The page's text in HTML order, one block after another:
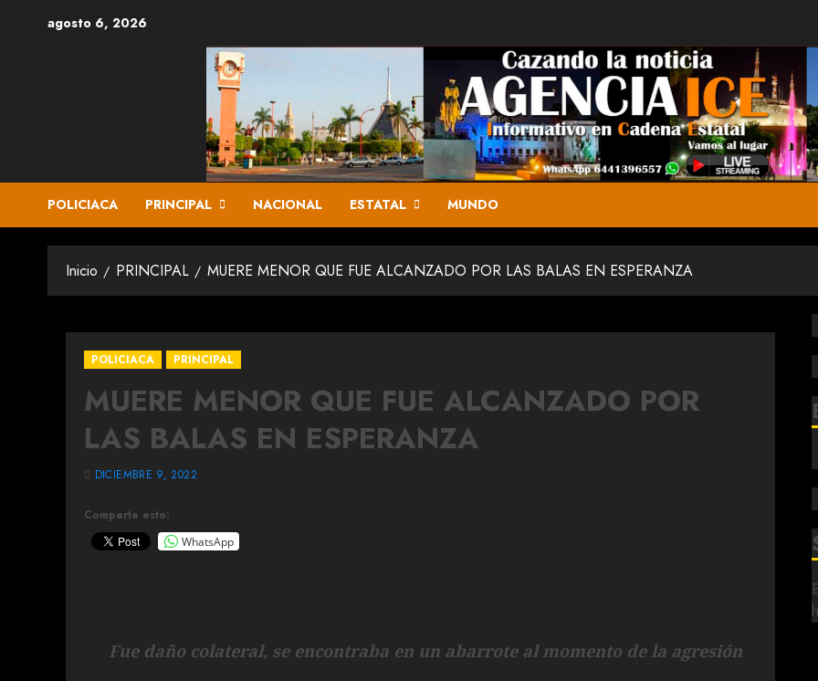
agosto 6, 2026
POLICIACA PRINCIPAL NACIONAL ESTATAL MUNDO
Inicio PRINCIPAL MUERE MENOR QUE FUE ALCANZADO POR LAS BALAS EN ESPERANZA
POLICIACA PRINCIPAL
MUERE MENOR QUE FUE ALCANZADO POR
LAS BALAS EN ESPERANZA
Comparte esto:
WhatsApp
DICIEMBRE 9, 2022
Fue daño colateral, se encontraba en un abarrote al momento de la agresión